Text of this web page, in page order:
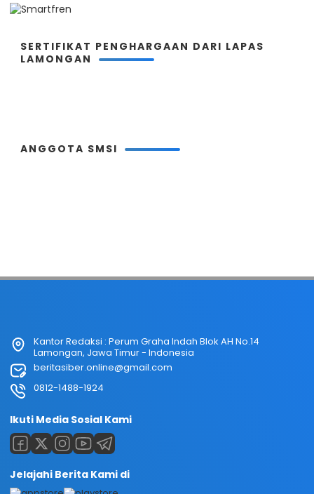
SERTIFIKAT PENGHARGAAN DARI LAPAS
LAMONGAN
ANGGOTA SMSI
Kantor Redaksi : Perum Graha Indah Blok AH No.14
Lamongan, Jawa Timur - Indonesia
beritasiber.online@gmail.com
0812-1488-1924
Ikuti Media Sosial Kami
Jelajahi Berita Kami di